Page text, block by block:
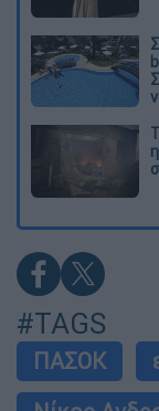
#TAGS
ΠΑΣΟΚ